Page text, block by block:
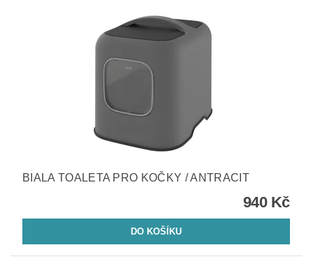
BIALA TOALETA PRO KOČKY / ANTRACIT
940 Kč